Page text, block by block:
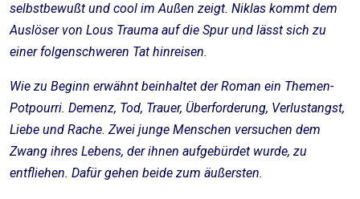
selbstbewußt und cool im Außen zeigt. Niklas kommt dem
Auslöser von Lous Trauma auf die Spur und lässt sich zu
einer folgenschweren Tat hinreisen.
Wie zu Beginn erwähnt beinhaltet der Roman ein Themen-
Potpourri. Demenz, Tod, Trauer, Überforderung, Verlustangst,
Liebe und Rache. Zwei junge Menschen versuchen dem
Zwang ihres Lebens, der ihnen aufgebürdet wurde, zu
entfliehen. Dafür gehen beide zum äußersten.